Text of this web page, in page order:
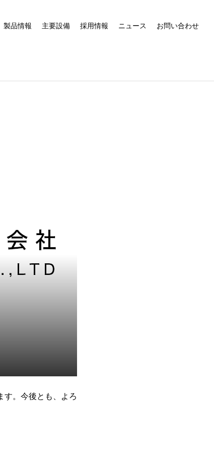
製品情報 主要設備 採用情報 ニュース お問い合わせ
す。今後とも、よろ